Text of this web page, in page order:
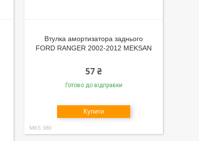
Втулка амортизатора заднього
FORD RANGER 2002-2012 MEKSAN
57 ₴
Готово до відправки
Купити
MKS 580